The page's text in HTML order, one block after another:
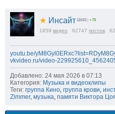
★ Инсайт 11643 +78
1859 видео 62747 постов 62
youtu.be/
vkvideo.ru/video-
Добавлено: 24 мая 2026 в 07:13
Категория: Музыка и видеоклипы
Теги: группа Кино, группа крови,
Zimmer, музыка, памяти Виктора